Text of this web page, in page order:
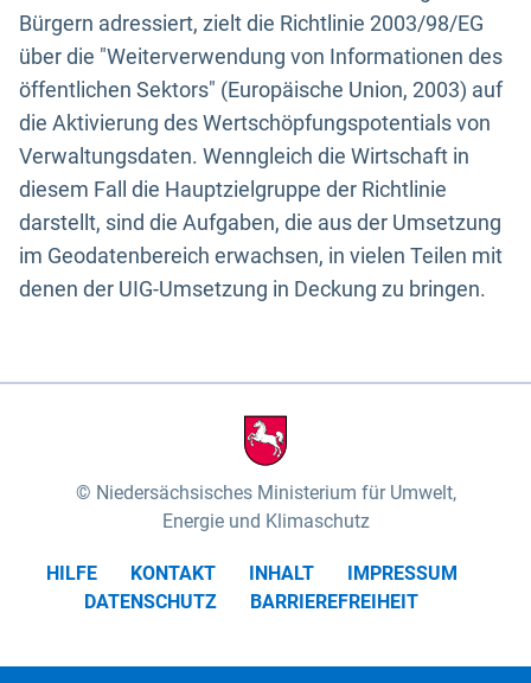
Bürgern adressiert, zielt die Richtlinie 2003/98/EG
über die "Weiterverwendung von Informationen des
öffentlichen Sektors" (Europäische Union, 2003) auf
die Aktivierung des Wertschöpfungspotentials von
Verwaltungsdaten. Wenngleich die Wirtschaft in
diesem Fall die Hauptzielgruppe der Richtlinie
darstellt, sind die Aufgaben, die aus der Umsetzung
im Geodatenbereich erwachsen, in vielen Teilen mit
denen der UIG-Umsetzung in Deckung zu bringen.
Niedersächsisches Ministerium für Umwelt,
Energie und Klimaschutz
HILFE KONTAKT INHALT
IMPRESSUM
DATENSCHUTZ
BARRIEREFREIHEIT